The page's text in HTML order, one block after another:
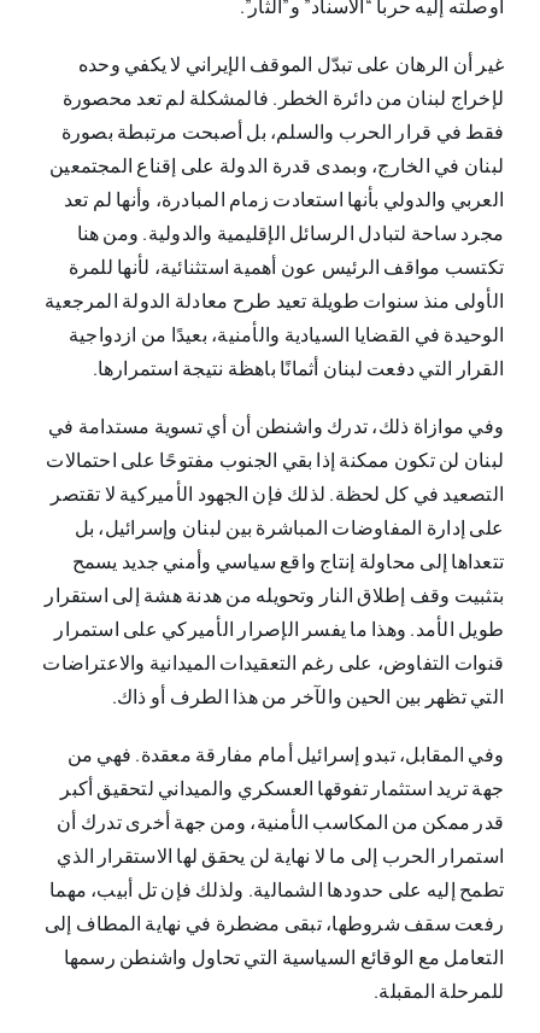
أوصلته إليه حربا “الاسناد” و”الثأر”.
غير أن الرهان على تبدّل الموقف الإيراني لا يكفي وحده
لإخراج لبنان من دائرة الخطر. فالمشكلة لم تعد محصورة
فقط في قرار الحرب والسلم، بل أصبحت مرتبطة بصورة
لبنان في الخارج، وبمدى قدرة الدولة على إقناع المجتمعين
العربي والدولي بأنها استعادت زمام المبادرة، وأنها لم تعد
مجرد ساحة لتبادل الرسائل الإقليمية والدولية. ومن هنا
تكتسب مواقف الرئيس عون أهمية استثنائية، لأنها للمرة
الأولى منذ سنوات طويلة تعيد طرح معادلة الدولة المرجعية
الوحيدة في القضايا السيادية والأمنية، بعيدًا من ازدواجية
القرار التي دفعت لبنان أثمانًا باهظة نتيجة استمرارها.
وفي موازاة ذلك، تدرك واشنطن أن أي تسوية مستدامة في
لبنان لن تكون ممكنة إذا بقي الجنوب مفتوحًا على احتمالات
التصعيد في كل لحظة. لذلك فإن الجهود الأميركية لا تقتصر
على إدارة المفاوضات المباشرة بين لبنان وإسرائيل، بل
تتعداها إلى محاولة إنتاج واقع سياسي وأمني جديد يسمح
بتثبيت وقف إطلاق النار وتحويله من هدنة هشة إلى استقرار
طويل الأمد. وهذا ما يفسر الإصرار الأميركي على استمرار
قنوات التفاوض، على رغم التعقيدات الميدانية والاعتراضات
التي تظهر بين الحين والآخر من هذا الطرف أو ذاك.
وفي المقابل، تبدو إسرائيل أمام مفارقة معقدة. فهي من
جهة تريد استثمار تفوقها العسكري والميداني لتحقيق أكبر
قدر ممكن من المكاسب الأمنية، ومن جهة أخرى تدرك أن
استمرار الحرب إلى ما لا نهاية لن يحقق لها الاستقرار الذي
تطمح إليه على حدودها الشمالية. ولذلك فإن تل أبيب، مهما
رفعت سقف شروطها، تبقى مضطرة في نهاية المطاف إلى
التعامل مع الوقائع السياسية التي تحاول واشنطن رسمها
للمرحلة المقبلة.